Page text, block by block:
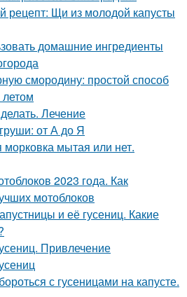
рецепт: Щи из молодой капусты
домашние ингредиенты
смородину: простой способ
Лечение
от А до Я
морковка мытая или нет.
2023 года. Как
мотоблоков
и её гусениц. Какие
Привлечение
с гусеницами на капусте.